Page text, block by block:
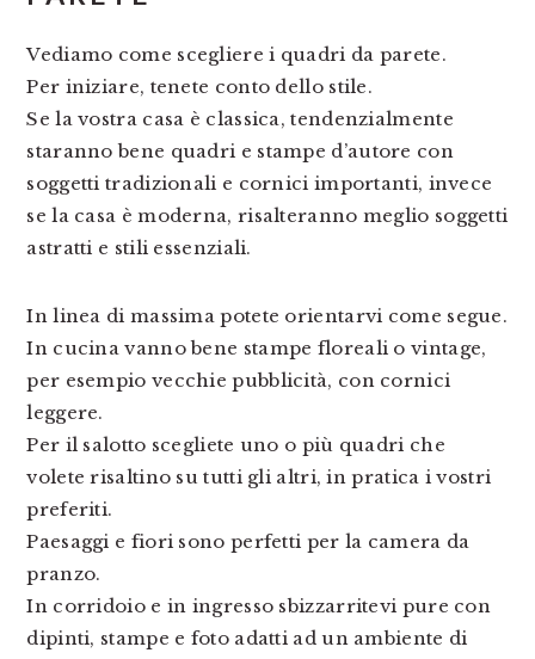
Vediamo come scegliere i quadri da parete.
Per iniziare, tenete conto dello stile.
Se la vostra casa è classica, tendenzialmente
staranno bene quadri e stampe d’autore con
soggetti tradizionali e cornici importanti, invece
se la casa è moderna, risalteranno meglio soggetti
astratti e stili essenziali.
In linea di massima potete orientarvi come segue.
In cucina vanno bene stampe floreali o vintage,
per esempio vecchie pubblicità, con cornici
leggere.
Per il salotto scegliete uno o più quadri che
volete risaltino su tutti gli altri, in pratica i vostri
preferiti.
Paesaggi e fiori sono perfetti per la camera da
pranzo.
In corridoio e in ingresso sbizzarritevi pure con
dipinti, stampe e foto adatti ad un ambiente di